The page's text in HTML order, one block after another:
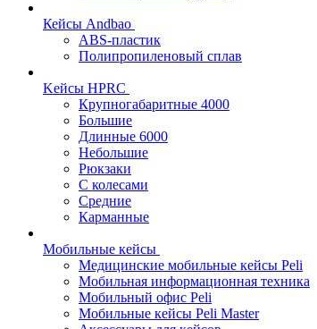
Кейсы Andbao
ABS-пластик
Полипропиленовый сплав
Kейсы HPRC
Крупногабаритные 4000
Большие
Длинные 6000
Небольшие
Рюкзаки
С колесами
Средние
Карманные
Мобильные кейсы
Медицинские мобильные кейсы Peli
Мобильная информационная техника
Мобильный офис Peli
Мобильные кейсы Peli Master